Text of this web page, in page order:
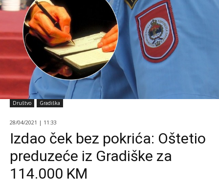
Društvo Gradiška
28/04/2021 | 11:33
Izdao ček bez pokrića: Oštetio
preduzeće iz Gradiške za
114.000 KM